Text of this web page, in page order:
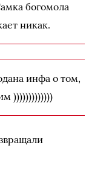
богомола
никак.
инфа о том,
)))))))))))))